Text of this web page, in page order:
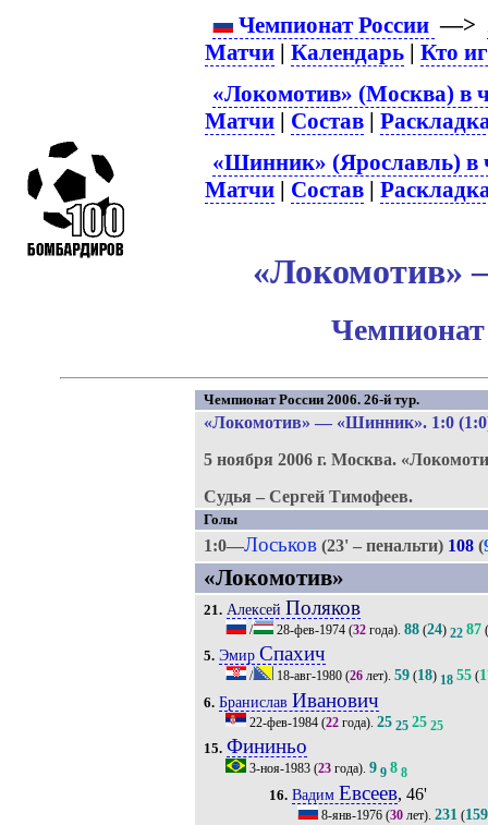
Чемпионат России —>
Матчи |Календарь |Кто
«Локомотив» (Москва) в
Матчи | Состав |
«Шинник» (Ярославль) в
Матчи | Состав |
«Локомотив»
Чемпионат
Чемпионат России 2006. 26-й тур.
«Локомотив» — «Шинник». 1:0
5 ноября 2006 г. Москва.
Судья – Сергей Тимофеев.
Голы
1:0—Лоськов(23' – пенальти) 108(
«Локомотив»
21. Алексей Поляков
/ 28-фев-1974(32года). 88(24) 22 87(
5. Эмир Спахич
/ 18-авг-1980(26лет). 59(18) 18 55(
6. Бранислав Иванович
22-фев-1984(22года). 25 25 25 25
15. Фининьо
3-ноя-1983(23года). 9 9 8 8
16. Вадим Евсеев, 46'
8-янв-1976 (30 лет).231 (159